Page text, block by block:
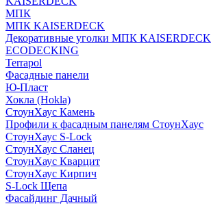
МПК
МПК KAISERDECK
Декоративные уголки МПК KAISERDECK
ECODECKING
Terrapol
Фасадные панели
Ю-Пласт
Хокла (Hokla)
СтоунХаус Камень
Профили к фасадным панелям СтоунХаус
СтоунХаус S-Lock
СтоунХаус Сланец
СтоунХаус Кварцит
СтоунХаус Кирпич
S-Lock Щепа
Фасайдинг Дачный